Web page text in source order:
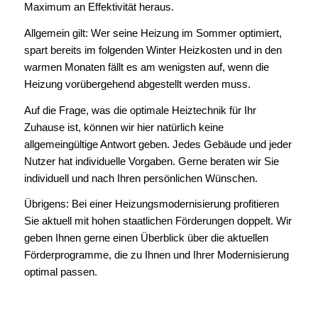
Maximum an Effektivität heraus.
Allgemein gilt: Wer seine Heizung im Sommer optimiert,
spart bereits im folgenden Winter Heizkosten und in den
warmen Monaten fällt es am wenigsten auf, wenn die
Heizung vorübergehend abgestellt werden muss.
Auf die Frage, was die optimale Heiztechnik für Ihr
Zuhause ist, können wir hier natürlich keine
allgemeingültige Antwort geben. Jedes Gebäude und jeder
Nutzer hat individuelle Vorgaben. Gerne beraten wir Sie
individuell und nach Ihren persönlichen Wünschen.
Übrigens: Bei einer Heizungsmodernisierung profitieren
Sie aktuell mit hohen staatlichen Förderungen doppelt. Wir
geben Ihnen gerne einen Überblick über die aktuellen
Förderprogramme, die zu Ihnen und Ihrer Modernisierung
optimal passen.